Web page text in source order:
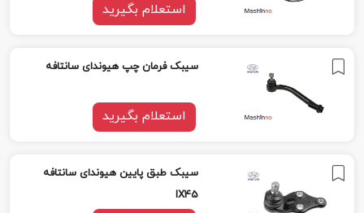
استعلام بگیرید
سیبک فرمان چپ هیوندای سانتافه
استعلام بگیرید
سیبک طبق پایین هیوندای سانتافه
IX45